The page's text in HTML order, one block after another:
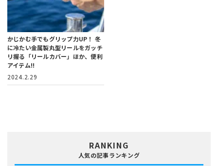
かじかむ手でもグリップ力UP！ 冬
に冷たい金属製丸型リールをガッチ
リ握る「リールカバー」ほか、便利
アイテム!!
2024.2.29
RANKING
人気の記事ランキング